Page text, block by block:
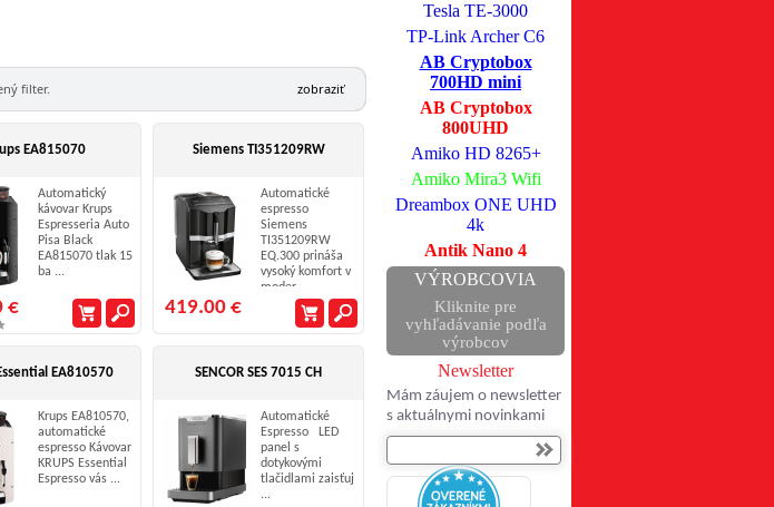
filter. zobraziť
EA815070
Automatický
kávovar Krups
Espresseria Auto
Pisa Black
EA815070 tlak 15
ba ...
€
Siemens TI351209RW
Automatické
espresso
Siemens
TI351209RW
EQ.300 prináša
vysoký komfort v
moder ...
419.00 €
EA810570
Krups EA810570,
automatické
espresso Kávovar
KRUPS Essential
Espresso vás ...
SENCOR SES 7015 CH
Automatické
Espresso LED
panel s
dotykovými
tlačidlami zaisťuj
...
Tesla TE-3000
TP-Link Archer C6
AB Cryptobox
700HD mini
AB Cryptobox
800UHD
Amiko HD 8265+
Amiko Mira3 Wifi
Dreambox ONE UHD
4k
Antik Nano 4
VÝROBCOVIA
Kliknite pre
vyhľadávanie podľa
výrobcov
Newsletter
Mám záujem o newsletter
s aktuálnymi novinkami